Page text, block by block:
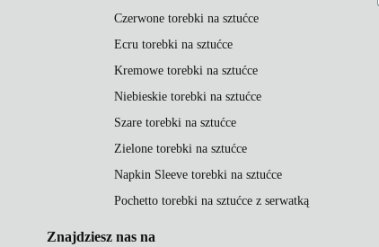
Czerwone torebki na sztućce
Ecru torebki na sztućce
Kremowe torebki na sztućce
Niebieskie torebki na sztućce
Szare torebki na sztućce
Zielone torebki na sztućce
Napkin Sleeve torebki na sztućce
Pochetto torebki na sztućce z serwatką
Znajdziesz nas na